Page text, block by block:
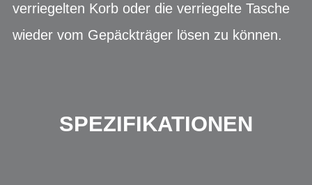
verriegelten Korb oder die verriegelte Tasche
wieder vom Gepäckträger lösen zu können.
SPEZIFIKATIONEN